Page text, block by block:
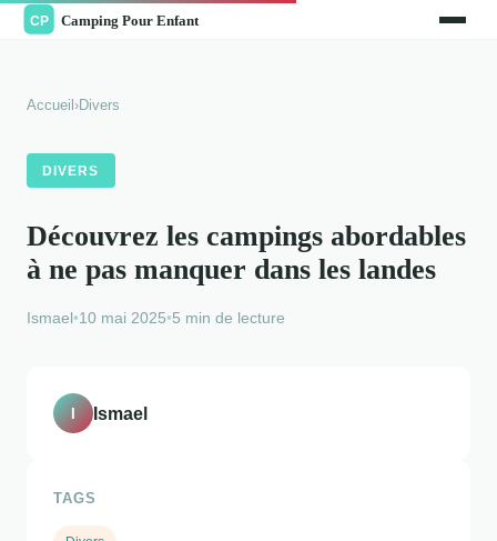
Accueil ›Divers
DIVERS
Découvrez les campings abordables
à ne pas manquer dans les landes
Ismael•10 mai 2025•5 min de lecture
I Ismael
TAGS